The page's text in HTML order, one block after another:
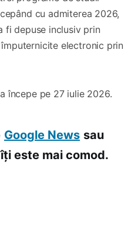
cu admiterea 2026,
fi depuse inclusiv prin
electronic prin
începe pe 27 iulie 2026.
Google News sau
este mai comod.